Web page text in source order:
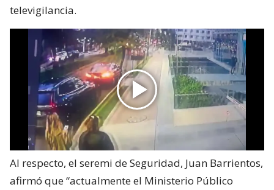
televigilancia.
Al respecto, el seremi de Seguridad, Juan Barrientos,
afirmó que “actualmente el Ministerio Público